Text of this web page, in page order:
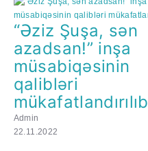
“Əziz Şuşa, sən
azadsan!” inşa
müsabiqəsinin
qalibləri
mükafatlandırılıb
Admin
22.11.2022